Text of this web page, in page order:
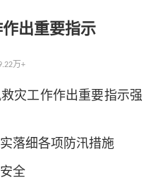
出重要指示
万+
灾工作作出重要指示强
落细各项防汛措施
全